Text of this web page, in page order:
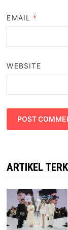
EMAIL *
WEBSITE
ARTIKEL